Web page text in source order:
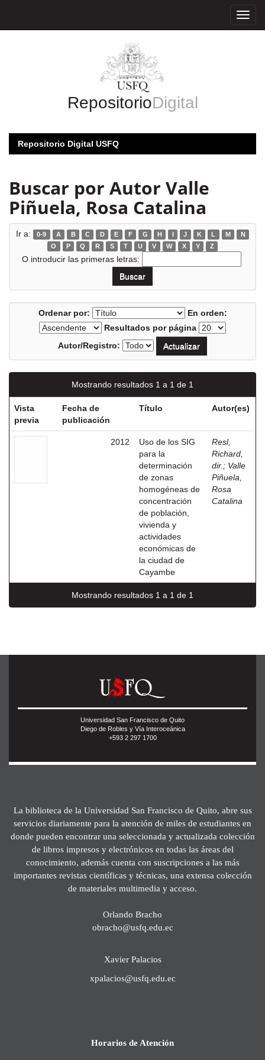
RepositorioDigital
Repositorio Digital USFQ
Buscar por Autor Valle
Piñuela, Rosa Catalina
Ir a: 0-9 A B C D E F G H I J K L M
N
O
P Q R S T U V W X Y Z
O introducir las primeras letras:
Ordenar por:
En orden:
Resultados por página
Autor/Registro:
Mostrando resultados 1 a 1 de 1
Vista
previa
Fecha de
publicación
Título Autor(es)
2012
Uso de los SIG
para la
determinación
de zonas
homogéneas de
concentración
de población,
vivienda y
actividades
económicas de
la ciudad de
Cayambe
Resl,
Richard,
dir. ; Valle
Piñuela,
Rosa
Catalina
Mostrando resultados 1 a 1 de 1
Universidad San Francisco de Quito
Diego de Robles y Vía Interoceánica
+593 2 297 1700
La biblioteca de la Universidad San Francisco de Quito, abre sus
servicios diariamente para la atención de miles de estudiantes en
donde pueden encontrar una seleccionada y actualizada colección
de libros impresos y electrónicos en todas las áreas del
conocimiento, además cuenta con suscripciones a las más
importantes revistas científicas y técnicas, una extensa colección
de materiales multimedia y acceso.
Orlando Bracho
obracho@usfq.edu.ec
Xavier Palacios
xpalacios@usfq.edu.ec
Horarios de Atención